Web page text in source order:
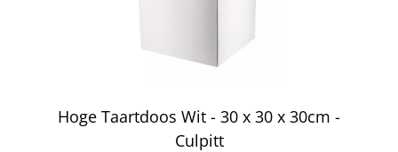
Hoge Taartdoos Wit - 30 x 30 x 30cm -
Culpitt